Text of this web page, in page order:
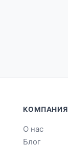
КОМПАНИЯ
О нас
Блог